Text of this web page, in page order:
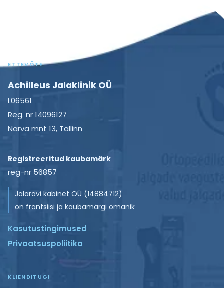
ETTEVÕTE
Achilleus Jalaklinik OÜ
L06561
Reg. nr 14096127
Narva mnt 13, Tallinn
Registreeritud kaubamärk
reg-nr 56857
Jalaravi kabinet OÜ (14884712)
on frantsiisi ja kaubamärgi omanik
Kasutustingimused
Privaatsuspoliitika
KLIENDITUGI